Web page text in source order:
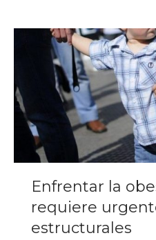
Enfrentar la
requiere
estructurales